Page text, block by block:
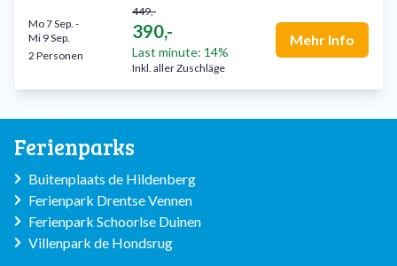
449,-
390,-
Last minute: 14%
Inkl. aller Zuschläge
Mo 7 Sep. -
Mi 9 Sep.
2 Personen
Mehr Info
Ferienparks
Buitenplaats de Hildenberg
Ferienpark Drentse Vennen
Ferienpark Schoorlse Duinen
Villenpark de Hondsrug